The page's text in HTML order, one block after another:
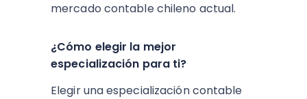
mercado contable chileno actual.
¿Cómo elegir la mejor
especialización para ti?
Elegir una especialización contable